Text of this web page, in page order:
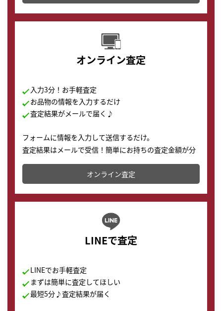
す。
オンライン査定
入力3分！お手軽査定
お品物の情報を入力するだけ
査定結果がメールで届く♪
フォームに情報を入力して送信するだけ。
査定結果はメールで受信！簡単にお持ちの査定金額が分
かります。
オンライン査定
LINEで査定
LINEでお手軽査定
まずは簡単に査定してほしい
最短5分♪査定結果が届く